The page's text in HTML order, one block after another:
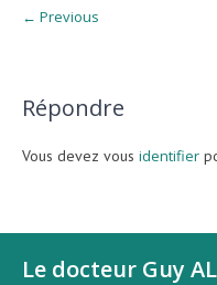
← Previous
Répondre
Vous devez vous identifier
Le docteur Guy